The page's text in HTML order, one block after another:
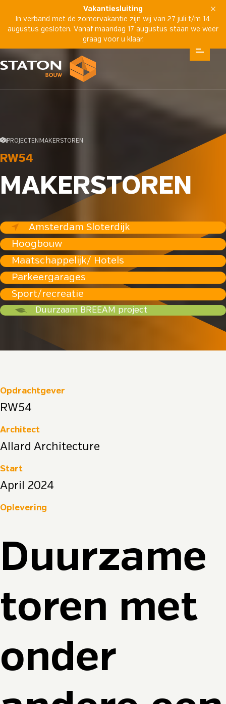
Vakantiesluiting
In verband met de zomervakantie zijn wij van 27 juli t/m 14
augustus gesloten. Vanaf maandag 17 augustus staan we weer
graag voor u klaar.
PROJECTEN MAKERSTOREN
RW54
MAKERSTOREN
Amsterdam Sloterdijk
Hoogbouw
Maatschappelijk/ Hotels
Parkeergarages
Sport/recreatie
Duurzaam BREEAM project
Opdrachtgever
RW54
Architect
Allard Architecture
Start
April 2024
Oplevering
Duurzame
toren met
onder